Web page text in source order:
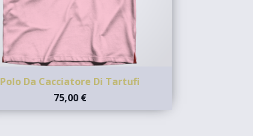
Polo Da Cacciatore Di Tartufi
75,00 €